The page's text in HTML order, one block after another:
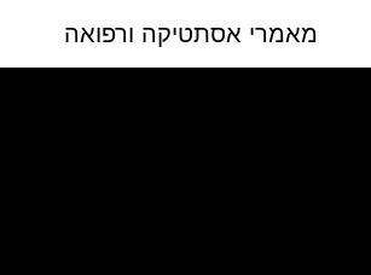
מאמרי אסתטיקה ורפואה